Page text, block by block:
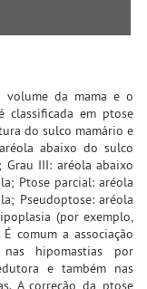
volume da mama e o
classificada em ptose
do sulco mamário e
abaixo do sulco
III: aréola abaixo
Ptose parcial: aréola
Pseudoptose: aréola
(por exemplo,
comum a associação
hipomastias por
e também nas
A correção da ptose